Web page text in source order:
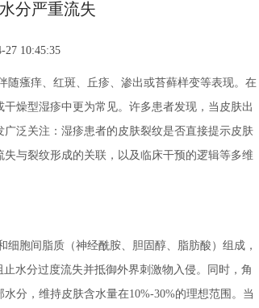
分严重流失
27 10:45:35
随瘙痒、红斑、丘疹、渗出或苔藓样变等表现。在
燥型湿疹中更为常见。许多患者发现，当皮肤出
泛关注：湿疹患者的皮肤裂纹是否直接提示皮肤
与裂纹形成的关联，以及临床干预的逻辑等多维
胞间脂质（神经酰胺、胆固醇、脂肪酸）组成，
水分过度流失并抵御外界刺激物入侵。同时，角
分，维持皮肤含水量在10%-30%的理想范围。当